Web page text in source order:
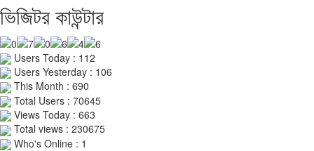
ভিজিটর কাউন্টার
Users Today : 112
Users Yesterday : 106
This Month : 690
Total Users : 70645
Views Today : 663
Total views : 230675
Who's Online : 1